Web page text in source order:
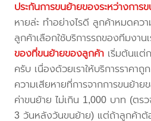
ประกันการขนย้ายของระหว่างการ
หายล่ะ ทำอย่างไรดี ลูกค้าหมดคว
ลูกค้าเลือกใช้บริการรถของทีมงาน
ของที่ขนย้ายของลูกค้า เริ่มต้นแต่
ครับ เนื่องด้วยเราให้บริการราคาถู
ความเสียหายที่การจากการขนย้า
ค่าขนย้าย ไม่เกิน 1,000 บาท (ตรว
3 วันหลังวันขนย้าย) แต่ถ้าลูกค้าต้